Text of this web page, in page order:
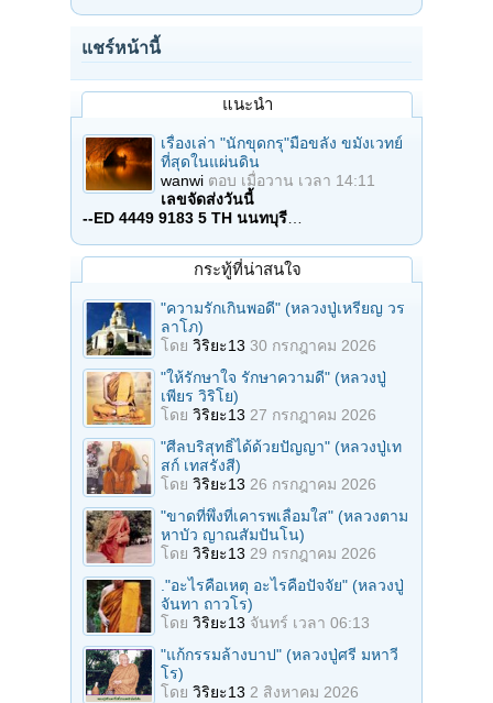
แชร์หน้านี้
แนะนำ
เรื่องเล่า "นักขุดกรุ"มือขลัง ขมังเวทย์
ที่สุดในแผ่นดิน
wanwi ตอบ เมื่อวาน เวลา 14:11
เลขจัดส่งวันนี้
--ED 4449 9183 5 TH นนทบุรี…
กระทู้ที่น่าสนใจ
"ความรักเกินพอดี" (หลวงปู่เหรียญ วร
ลาโภ)
โดย วิริยะ13 30 กรกฎาคม 2026
"ให้รักษาใจ รักษาความดี" (หลวงปู่
เพียร วิริโย)
โดย วิริยะ13 27 กรกฎาคม 2026
"ศีลบริสุทธิ์ได้ด้วยปัญญา" (หลวงปู่เท
สก์ เทสรังสี)
โดย วิริยะ13 26 กรกฎาคม 2026
"ขาดที่พึ่งที่เคารพเลื่อมใส" (หลวงตาม
หาบัว ญาณสัมปันโน)
โดย วิริยะ13 29 กรกฎาคม 2026
."อะไรคือเหตุ อะไรคือปัจจัย" (หลวงปู่
จันทา ถาวโร)
โดย วิริยะ13 จันทร์ เวลา 06:13
"แก้กรรมล้างบาป" (หลวงปู่ศรี มหาวี
โร)
โดย วิริยะ13 2 สิงหาคม 2026